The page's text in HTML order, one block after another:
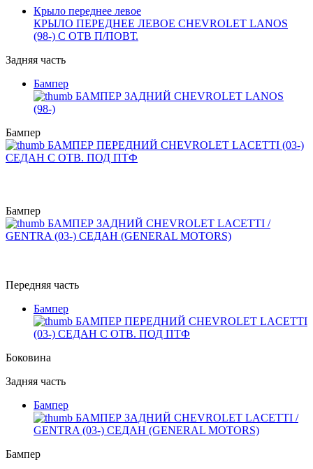
Крыло переднее левое
КРЫЛО ПЕРЕДНЕЕ ЛЕВОЕ CHEVROLET LANOS
(98-) С ОТВ П/ПОВТ.
Задняя часть
Бампер
БАМПЕР ЗАДНИЙ CHEVROLET LANOS
(98-)
Бампер
БАМПЕР ПЕРЕДНИЙ CHEVROLET LACETTI (03-)
СЕДАН С ОТВ. ПОД ПТФ
Бампер
БАМПЕР ЗАДНИЙ CHEVROLET LACETTI /
GENTRA (03-) СЕДАН (GENERAL MOTORS)
Передняя часть
Бампер
БАМПЕР ПЕРЕДНИЙ CHEVROLET LACETTI
(03-) СЕДАН С ОТВ. ПОД ПТФ
Боковина
Задняя часть
Бампер
БАМПЕР ЗАДНИЙ CHEVROLET LACETTI /
GENTRA (03-) СЕДАН (GENERAL MOTORS)
Бампер